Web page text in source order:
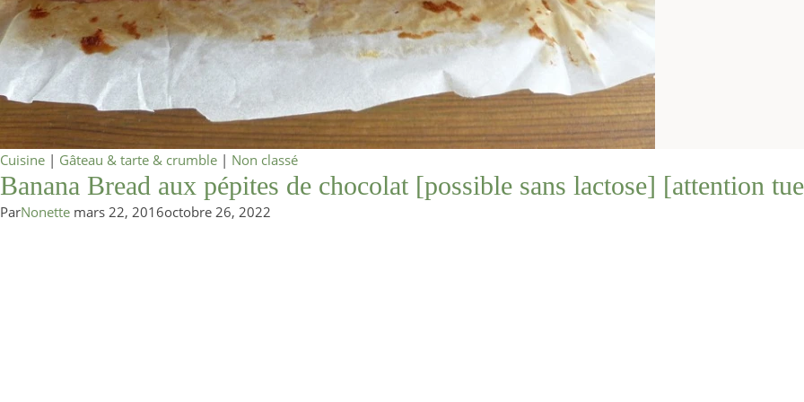
Cuisine | Gâteau & tarte & crumble | Non classé
Banana Bread aux pépites de chocolat [possible sans lactose] [attention
ParNonette mars 22, 2016octobre 26, 2022